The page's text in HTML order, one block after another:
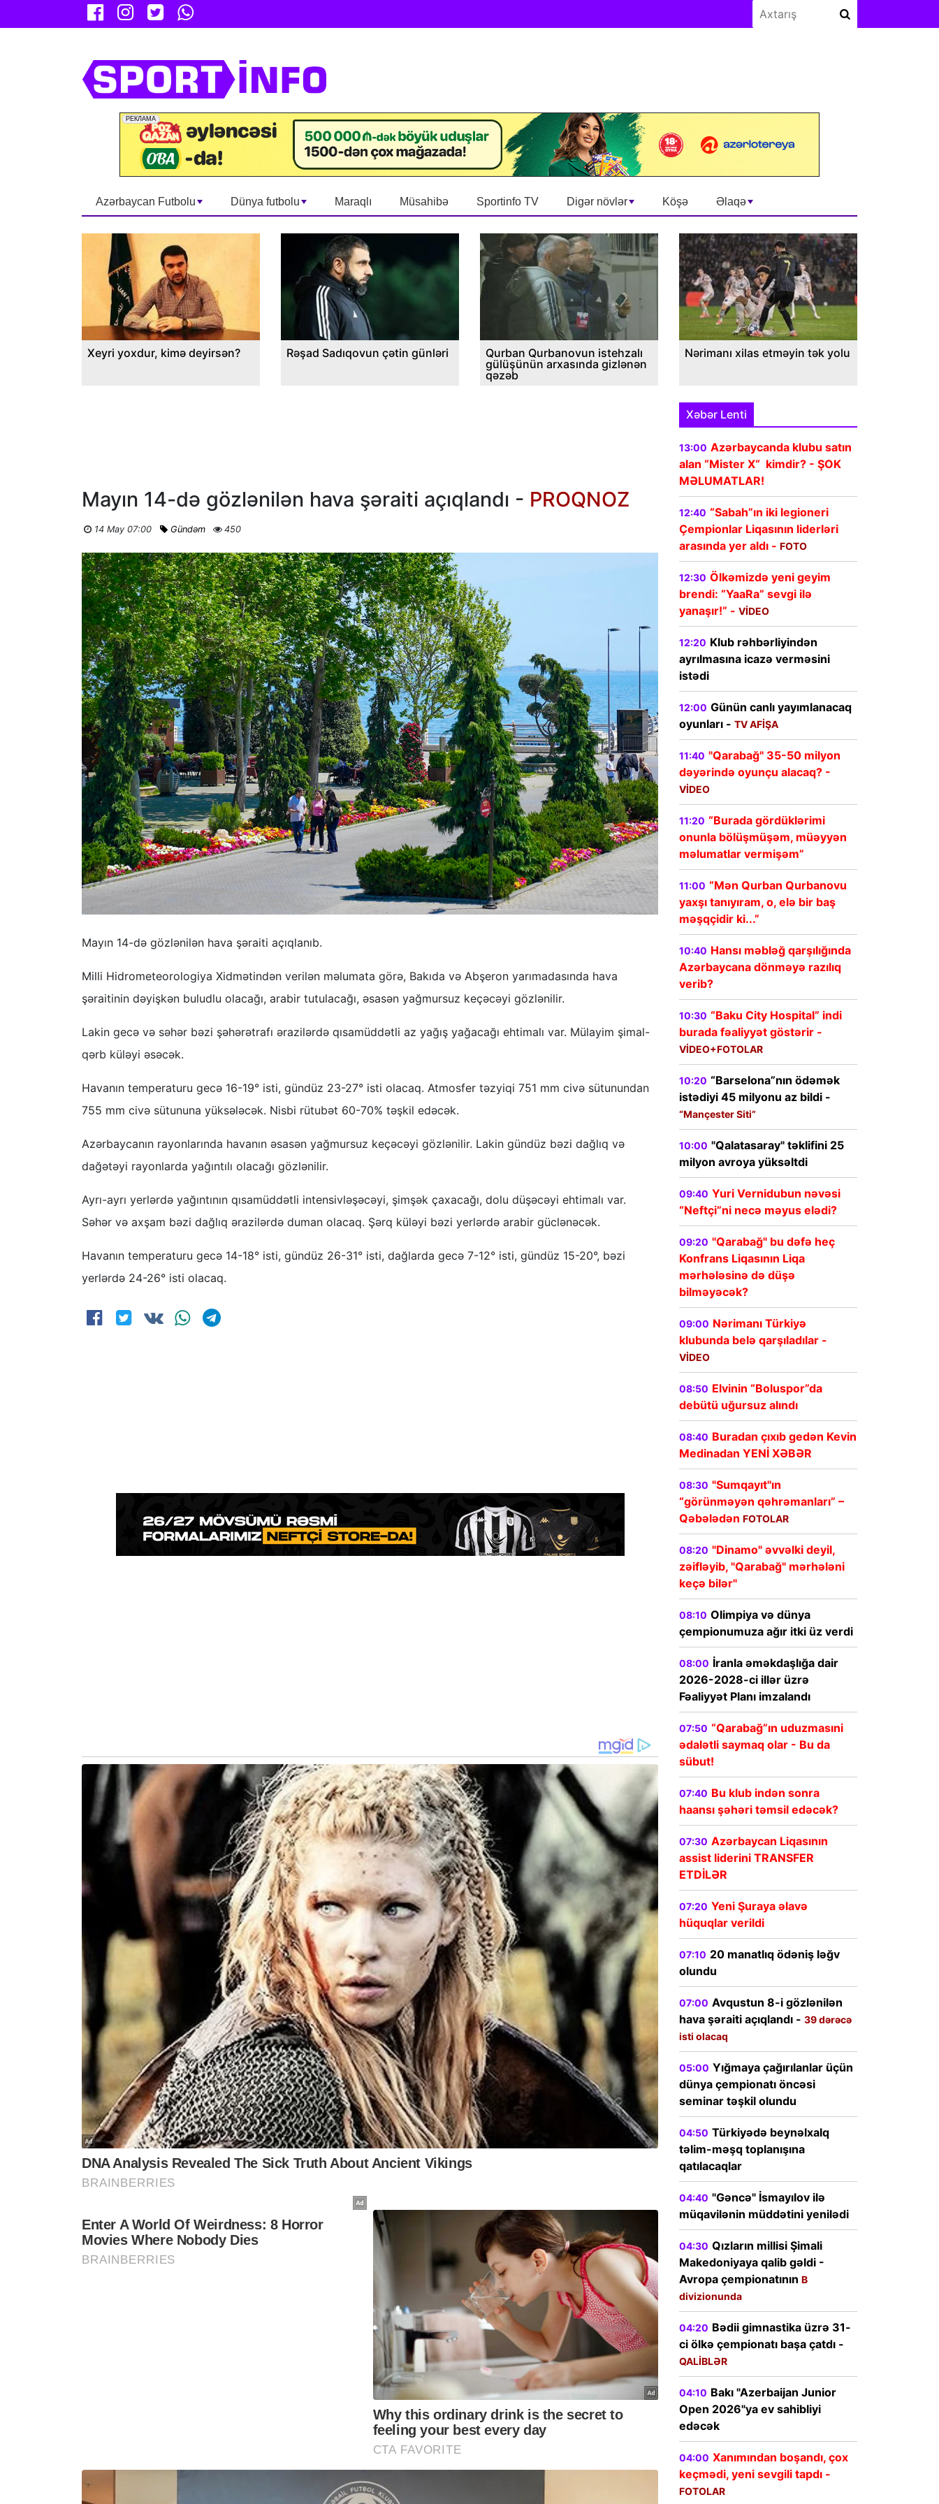
Azərbaycan Futbolu Dünya futbolu Maraqlı Müsahibə Sportinfo TV Digər növlər Köşə Əlaqə
Xeyri yoxdur, kimə deyirsən? Rəşad Sadıqovun çətin günləri
Qurban Qurbanovun istehzalı
gülüşünün arxasında gizlənən
qəzəb
Nərimanı xilas etməyin tək yolu
Mayın 14-də gözlənilən hava şəraiti açıqlandı - PROQNOZ
14 May 07:00 Gündəm 450
Mayın 14-də gözlənilən hava şəraiti açıqlanıb.
Milli Hidrometeorologiya Xidmətindən verilən məlumata görə, Bakıda və Abşeron yarımadasında hava
şəraitinin dəyişkən buludlu olacağı, arabir tutulacağı, əsasən yağmursuz keçəcəyi gözlənilir.
Lakin gecə və səhər bəzi şəhərətrafı ərazilərdə qısamüddətli az yağış yağacağı ehtimalı var. Mülayim şimal-
qərb küləyi əsəcək.
Havanın temperaturu gecə 16-19° isti, gündüz 23-27° isti olacaq. Atmosfer təzyiqi 751 mm civə sütunundan
755 mm civə sütununa yüksələcək. Nisbi rütubət 60-70% təşkil edəcək.
Azərbaycanın rayonlarında havanın əsasən yağmursuz keçəcəyi gözlənilir. Lakin gündüz bəzi dağlıq və
dağətəyi rayonlarda yağıntılı olacağı gözlənilir.
Ayrı-ayrı yerlərdə yağıntının qısamüddətli intensivləşəcəyi, şimşək çaxacağı, dolu düşəcəyi ehtimalı var.
Səhər və axşam bəzi dağlıq ərazilərdə duman olacaq. Şərq küləyi bəzi yerlərdə arabir güclənəcək.
Havanın temperaturu gecə 14-18° isti, gündüz 26-31° isti, dağlarda gecə 7-12° isti, gündüz 15-20°, bəzi
yerlərdə 24-26° isti olacaq.
Xəbər Lenti
13:00 Azərbaycanda klubu satın
alan “Mister X“ kimdir? - ŞOK
MƏLUMATLAR!
12:40 “Sabah”ın iki legioneri
Çempionlar Liqasının liderləri
arasında yer aldı - FOTO
12:30 Ölkəmizdə yeni geyim
brendi: “YaaRa” sevgi ilə
yanaşır!” - VİDEO
12:20 Klub rəhbərliyindən
ayrılmasına icazə verməsini
istədi
12:00 Günün canlı yayımlanacaq
oyunları - TV AFİŞA
11:40 "Qarabağ" 35-50 milyon
dəyərində oyunçu alacaq? -
VİDEO
11:20 “Burada gördüklərimi
onunla bölüşmüşəm, müəyyən
məlumatlar vermişəm”
11:00 “Mən Qurban Qurbanovu
yaxşı tanıyıram, o, elə bir baş
məşqçidir ki...”
10:40 Hansı məbləğ qarşılığında
Azərbaycana dönməyə razılıq
verib?
10:30 “Baku City Hospital” indi
burada fəaliyyət göstərir -
VİDEO+FOTOLAR
10:20 “Barselona”nın ödəmək
istədiyi 45 milyonu az bildi -
“Mançester Siti”
10:00 "Qalatasaray" təklifini 25
milyon avroya yüksəltdi
09:40 Yuri Vernidubun nəvəsi
“Neftçi”ni necə məyus elədi?
09:20 "Qarabağ" bu dəfə heç
Konfrans Liqasının Liqa
mərhələsinə də düşə
bilməyəcək?
09:00 Nərimanı Türkiyə
klubunda belə qarşıladılar -
VİDEO
08:50 Elvinin “Boluspor”da
debütü uğursuz alındı
08:40 Buradan çıxıb gedən Kevin
Medinadan YENİ XƏBƏR
08:30 "Sumqayıt"ın
“görünməyən qəhrəmanları” –
Qəbələdən FOTOLAR
08:20 "Dinamo" əvvəlki deyil,
zəifləyib, "Qarabağ" mərhələni
keçə bilər"
08:10 Olimpiya və dünya
çempionumuza ağır itki üz verdi
08:00 İranla əməkdaşlığa dair
2026-2028-ci illər üzrə
Fəaliyyət Planı imzalandı
07:50 “Qarabağ”ın uduzmasıni
ədalətli saymaq olar - Bu da
sübut!
07:40 Bu klub indən sonra
haansı şəhəri təmsil edəcək?
07:30 Azərbaycan Liqasının
assist liderini TRANSFER
ETDİLƏR
07:20 Yeni Şuraya əlavə
hüquqlar verildi
07:10 20 manatlıq ödəniş ləğv
olundu
07:00 Avqustun 8-i gözlənilən
hava şəraiti açıqlandı - 39 dərəcə
isti olacaq
05:00 Yığmaya çağırılanlar üçün
dünya çempionatı öncəsi
seminar təşkil olundu
04:50 Türkiyədə beynəlxalq
təlim-məşq toplanışına
qatılacaqlar
04:40 "Gəncə" İsmayılov ilə
müqavilənin müddətini yenilədi
04:30 Qızların millisi Şimali
Makedoniyaya qalib gəldi -
Avropa çempionatının B
divizionunda
04:20 Bədii gimnastika üzrə 31-
ci ölkə çempionatı başa çatdı -
QALİBLƏR
04:10 Bakı "Azerbaijan Junior
Open 2026"ya ev sahibliyi
edəcək
04:00 Xanımından boşandı, çox
keçmədi, yeni sevgili tapdı -
FOTOLAR